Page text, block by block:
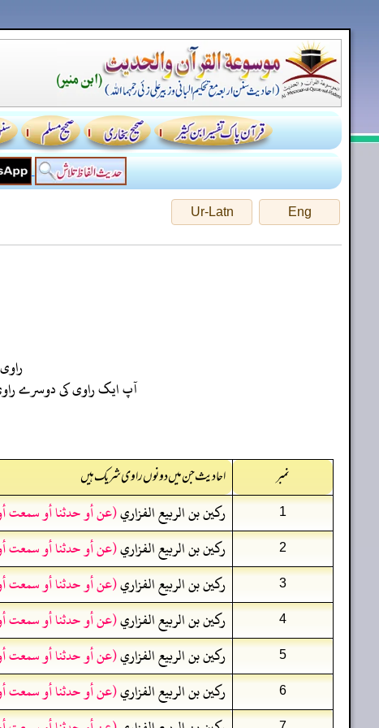
Eng
Ur-Latn
آپ ایک راوی کی دوسرے
نمبر احادیث جن میں دونوں راوی شریک ہیں
1 ركين بن الربيع الفزاري(عن أو حدثنا أو سمعت
2 ركين بن الربيع الفزاري(عن أو حدثنا أو سمعت
3 ركين بن الربيع الفزاري(عن أو حدثنا أو سمعت
4 ركين بن الربيع الفزاري(عن أو حدثنا أو سمعت
5 ركين بن الربيع الفزاري(عن أو حدثنا أو سمعت
6 ركين بن الربيع الفزاري(عن أو حدثنا أو سمعت